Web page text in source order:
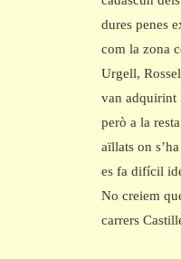
dures penes
com la zona
Urgell,
van adquirint
però a la
aïllats on
es fa difícil
No creiem
carrers